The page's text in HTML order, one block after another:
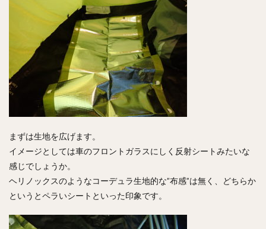
まずは生地を広げます。
イメージとしては車のフロントガラスにしく反射シートみたいな
感じでしょうか。
ヘリノックスのようなコーデュラ生地的な”布感”は無く、どちらか
というとペラいシートといった印象です。